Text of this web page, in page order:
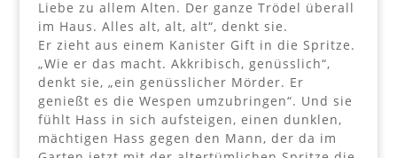
Liebe zu allem Alten. Der ganze Trödel überall
im Haus. Alles alt, alt, alt“, denkt sie.
Er zieht aus einem Kanister Gift in die Spritze.
„Wie er das macht. Akkribisch, genüsslich“,
denkt sie, „ein genüsslicher Mörder. Er
genießt es die Wespen umzubringen“. Und sie
fühlt Hass in sich aufsteigen, einen dunklen,
mächtigen Hass gegen den Mann, der da im